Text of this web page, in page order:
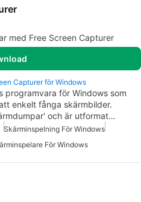
med Free Screen Capturer
Capturer för Windows
programvara för Windows som
enkelt fånga skärmbilder.
och är utformat…
Skärminspelning För Windows
För Windows